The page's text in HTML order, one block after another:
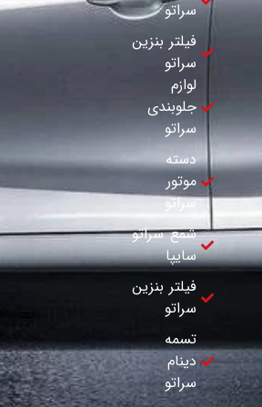
سراتو
فیلتر بنزین
جلوبندی
سراتو
دسته
سراتو
شمع سراتو
سایپا
فیلتر بنزین
تسمه
دینام
سراتو